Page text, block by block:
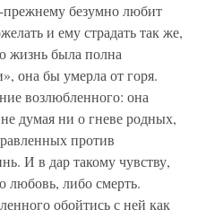
безумно любит
и ему страдать так же,
жизнь была полна
она бы умерла от горя.
возлюбленного: она
думая ни о гневе родных,
против
И в дар такому чувству,
любовь, либо смерть.
обойтись с ней как